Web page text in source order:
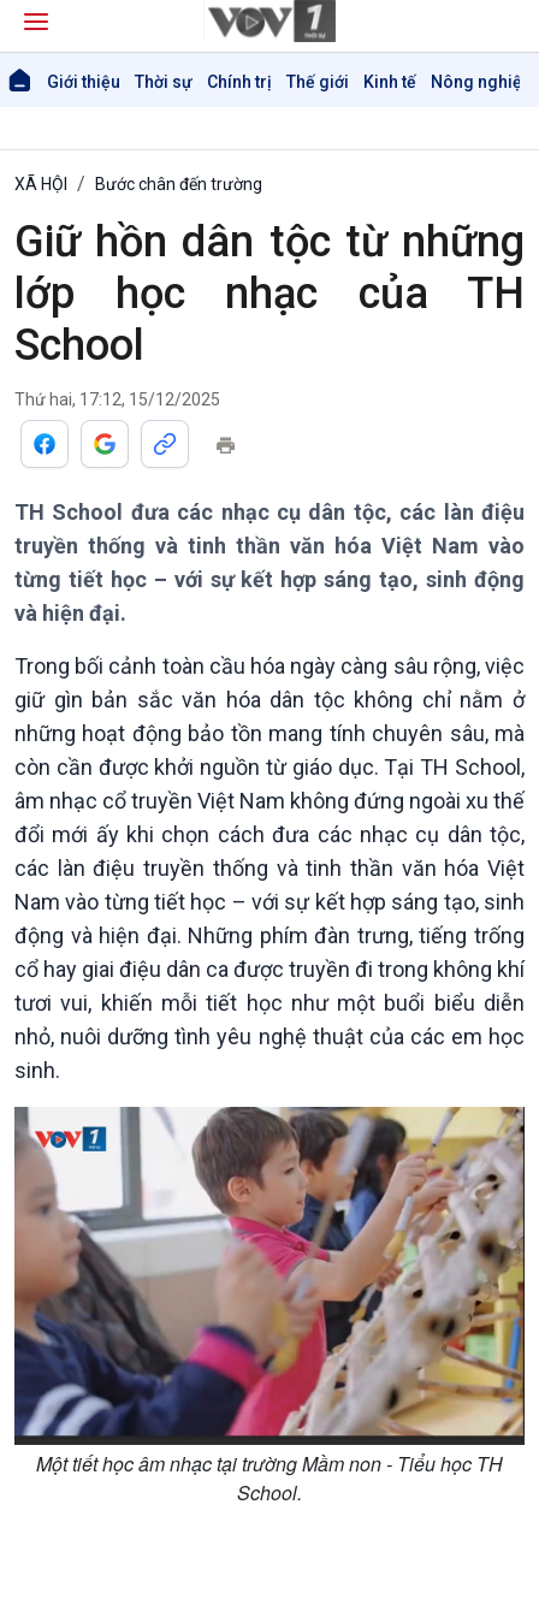
Giới thiệu Thời sự Chính trị Thế giới Kinh tế Nông nghiệp
Bản tin
Chuyên mục
Theo dòng Thời sự
Chính trị
Tin Chính trị
Chính phủ với người dân
Quốc hội với cử tri
Xây dựng đảng
Đảng trong cuộc sống
Nhận diện sự thật
Pháp luật và đời sống
Thế giới
Tin thế giới
Vấn đề quốc tế
Hồ sơ sự kiện quốc tế
Thế giới & Việt Nam
Biên cương - Một dải vững
bền
Tin Kinh tế
Trước giờ mở cửa
Dòng chảy Kinh tế
Sức sống hàng Việt
Khởi nghiệp
Tuyên chiến với gian lận
thương mại
Nông nghiệp & Biển đảo
Tin Nông nghiệp & Biển
đảo
Mùa vàng
Biển đảo Việt Nam
Tâm tình biên giới và hải
đảo
Tìm hiểu biển, đảo Việt
Nam
XÃ HỘI Bước chân đến trường
Giữ hồn dân tộc từ những
lớp học nhạc của TH
School
Thứ hai, 17:12, 15/12/2025
TH School đưa các nhạc cụ dân tộc, các làn điệu
truyền thống và tinh thần văn hóa Việt Nam vào
từng tiết học – với sự kết hợp sáng tạo, sinh động
và hiện đại.
Trong bối cảnh toàn cầu hóa ngày càng sâu rộng, việc
giữ gìn bản sắc văn hóa dân tộc không chỉ nằm ở
những hoạt động bảo tồn mang tính chuyên sâu, mà
còn cần được khởi nguồn từ giáo dục. Tại TH School,
âm nhạc cổ truyền Việt Nam không đứng ngoài xu thế
đổi mới ấy khi chọn cách đưa các nhạc cụ dân tộc,
các làn điệu truyền thống và tinh thần văn hóa Việt
Nam vào từng tiết học – với sự kết hợp sáng tạo, sinh
động và hiện đại. Những phím đàn trưng, tiếng trống
cổ hay giai điệu dân ca được truyền đi trong không khí
tươi vui, khiến mỗi tiết học như một buổi biểu diễn
nhỏ, nuôi dưỡng tình yêu nghệ thuật của các em học
sinh.
Một tiết học âm nhạc tại trường Mầm non - Tiểu học TH
School.